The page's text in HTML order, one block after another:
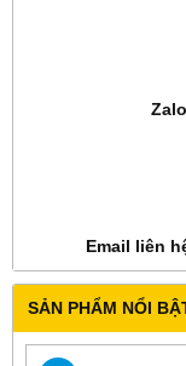
Email liên
SẢN PHẨM NỔI